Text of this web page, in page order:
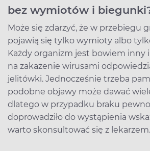
bez wymiotów i
Może się zdarzyć, że w przebiegu
pojawią się tylko wymioty albo
Każdy organizm jest bowiem inny
na zakażenie wirusami
jelitówki. Jednocześnie trzeba
podobne objawy może dawać
dlatego w przypadku braku
doprowadziło do wystąpienia
warto skonsultować się z lekarzem.